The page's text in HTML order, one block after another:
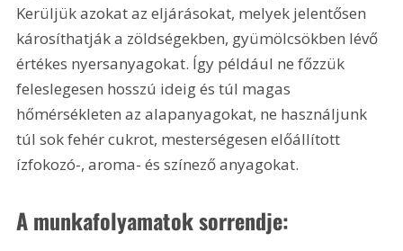
Kerüljük azokat az eljárásokat, melyek jelentősen
károsíthatják a zöldségekben, gyümölcsökben lévő
értékes nyersanyagokat. Így például ne főzzük
feleslegesen hosszú ideig és túl magas
hőmérsékleten az alapanyagokat, ne használjunk
túl sok fehér cukrot, mesterségesen előállított
ízfokozó-, aroma- és színező anyagokat.
A munkafolyamatok sorrendje: